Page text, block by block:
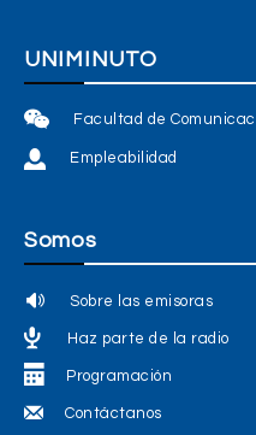
UNIMINUTO
Facultad de
Empleabilidad
Somos
Sobre las emisoras
Haz parte de la radio
Programación
Contáctanos